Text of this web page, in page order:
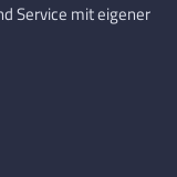
Service mit eigener